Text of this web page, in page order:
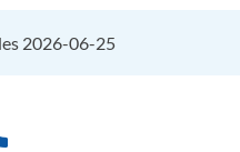
2026-06-25